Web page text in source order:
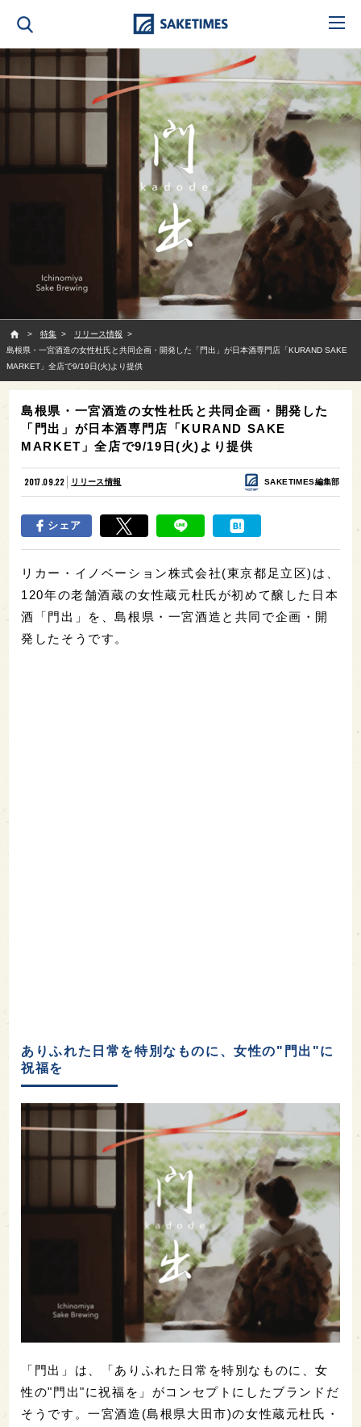
特集
リリース情報
島根県・一宮酒造の女性杜氏と共同企画・開発した「門出」が日本酒専門店「KURAND SAKE
MARKET」全店で9/19日(火)より提供
島根県・一宮酒造の女性杜氏と共同企画・開発した
「門出」が日本酒専門店「KURAND SAKE
MARKET」全店で9/19日(火)より提供
2017.09.22 リリース情報 SAKETIMES編集部
シェア
リカー・イノベーション株式会社(東京都足立区)は、
120年の老舗酒蔵の女性蔵元杜氏が初めて醸した日本
酒「門出」を、島根県・一宮酒造と共同で企画・開
発したそうです。
ありふれた日常を特別なものに、女性の"門出"に
祝福を
「門出」は、「ありふれた日常を特別なものに、女
性の"門出"に祝福を」がコンセプトにしたブランドだ
そうです。一宮酒造(島根県大田市)の女性蔵元杜氏・